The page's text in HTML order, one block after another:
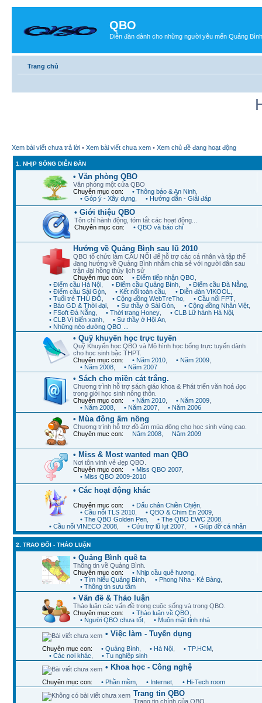
QBO
Diễn đàn dành cho những người yêu mến Quảng Bình
Trang chủ
Xem bài viết chưa trả lời • Xem bài viết chưa xem • Xem chủ đề đang hoạt động
1. NHỊP SỐNG DIỄN ĐÀN
• Văn phòng QBO
Văn phòng một cửa QBO
Chuyên mục con:
• Thông báo & An Ninh
• Góp ý - Xây dựng
• Hướng dẫn - Giải đáp
• Giới thiệu QBO
Tôn chỉ hành động, tóm tắt các hoạt động...
Chuyên mục con:
• QBO và báo chí
Hướng về Quảng Bình sau lũ 2010
QBO tổ chức làm CẦU NỐI để hỗ trợ các cá nhân và tập thể
đang hướng về Quảng Bình nhằm chia sẻ với người dân sau
trận đại hồng thủy lịch sử
Chuyên mục con:
• Điểm tiếp nhận QBO
• Điểm cầu Hà Nội
• Điểm cầu Quảng Bình • Điểm cầu Đà Nẵng
• Điểm cầu Sài Gòn
• Kết nối toàn cầu • Diễn đàn VIKOOL
• Tuổi trẻ THỦ ĐÔ
• Cộng đồng WebTreTho • Cầu nối FPT
• Báo GD & Thời đại
• Sư thầy ở Sài Gòn • Cộng đồng Nhân Việt
• FSoft Đà Nẵng
• Thời trang Honey • CLB Lữ hành Hà Nội
• CLB Vì biển xanh
• Sư thầy ở Hội An
• Những nẻo đường QBO ...
• Quỹ khuyến học trực tuyến
Quỹ Khuyến học QBO và Mô hình học bổng trực tuyến dành
cho học sinh bậc THPT.
Chuyên mục con:
• Năm 2010 • Năm 2009
• Năm 2008
• Năm 2007
• Sách cho miền cát trắng.
Chương trình hỗ trợ sách giáo khoa & Phát triển văn hoá đọc
trong giới học sinh nông thôn.
Chuyên mục con:
• Năm 2010 • Năm 2009
• Năm 2008
• Năm 2007 • Năm 2006
• Mùa đông ấm nồng
Chương trình hỗ trợ đồ ấm mùa đông cho học sinh vùng cao.
Chuyên mục con:
Năm 2008 Năm 2009
• Miss & Most wanted man QBO
Nơi tôn vinh vẻ đẹp QBO.
Chuyên mục con:
• Miss QBO 2007
• Miss QBO 2009-2010
• Các hoạt động khác
Chuyên mục con: • Dấu chân Chiền Chiện
• Cầu nối TLS 2010
• QBO & Chim Én 2009
• The QBO Golden Pen
• The QBO EWC 2008
• Cầu nối VINECO 2008
• Cứu trợ lũ lụt 2007 • Giúp đỡ cá nhân
2. TRAO ĐỔI - THẢO LUẬN
• Quảng Bình quê ta
Thông tin về Quảng Bình.
Chuyên mục con:
• Nhịp cầu quê hương
• Tìm hiểu Quảng Bình
• Phong Nha - Kẻ Bàng
• Thông tin sưu tầm
• Vấn đề & Thảo luận
Thảo luận các vấn đề trong cuộc sống và trong QBO.
Chuyên mục con:
• Thảo luận về QBO
• Người QBO chưa tốt
• Muôn mặt tỉnh nhà
• Việc làm - Tuyển dụng
Chuyên mục con: • Quảng Bình • Hà Nội • TP.HCM
• Các nơi khác
• Tu nghiệp sinh
• Khoa học - Công nghệ
Chuyên mục con: • Phần mềm • Internet • Hi-Tech room
Trang tin QBO
Trang tin chính của QBO